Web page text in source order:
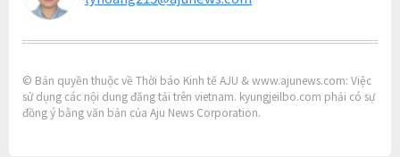
© Bản quyền thuộc về Thời báo Kinh tế AJU & www.ajunews.com: Việc
sử dụng các nội dung đăng tải trên vietnam. kyungjeilbo.com phải có sự
đồng ý bằng văn bản của Aju News Corporation.